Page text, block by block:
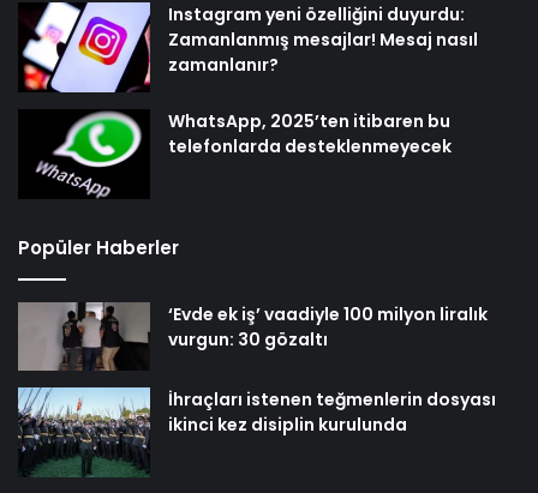
Instagram yeni özelliğini duyurdu:
Zamanlanmış mesajlar! Mesaj nasıl
zamanlanır?
WhatsApp, 2025’ten itibaren bu
telefonlarda desteklenmeyecek
Popüler Haberler
‘Evde ek iş’ vaadiyle 100 milyon liralık
vurgun: 30 gözaltı
İhraçları istenen teğmenlerin dosyası
ikinci kez disiplin kurulunda